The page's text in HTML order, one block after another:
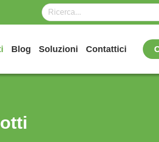
Blog Soluzioni Contattici